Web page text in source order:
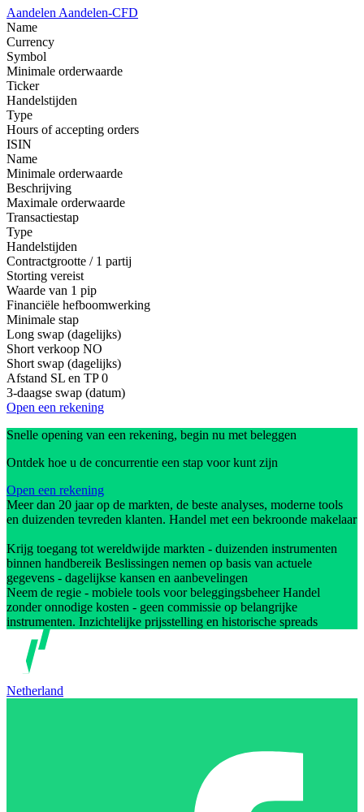
Aandelen Aandelen-CFD
Name
Currency
Symbol
Minimale orderwaarde
Ticker
Handelstijden
Type
Hours of accepting orders
ISIN
Name
Minimale orderwaarde
Beschrijving
Maximale orderwaarde
Transactiestap
Type
Handelstijden
Contractgrootte / 1 partij
Storting vereist
Waarde van 1 pip
Financiële hefboomwerking
Minimale stap
Long swap (dagelijks)
Short verkoop NO
Short swap (dagelijks)
Afstand SL en TP 0
3-daagse swap (datum)
Open een rekening
Snelle opening van een rekening, begin nu met beleggen
Ontdek hoe u de concurrentie een stap voor kunt zijn
Open een rekening
Meer dan 20 jaar op de markten, de beste analyses, moderne tools
en duizenden tevreden klanten. Handel met een bekroonde makelaar
Krijg toegang tot wereldwijde markten - duizenden instrumenten
binnen handbereik Beslissingen nemen op basis van actuele
gegevens - dagelijkse kansen en aanbevelingen
Neem de regie - mobiele tools voor beleggingsbeheer Handel
zonder onnodige kosten - geen commissie op belangrijke
instrumenten. Inzichtelijke prijsstelling en historische spreads
Netherland